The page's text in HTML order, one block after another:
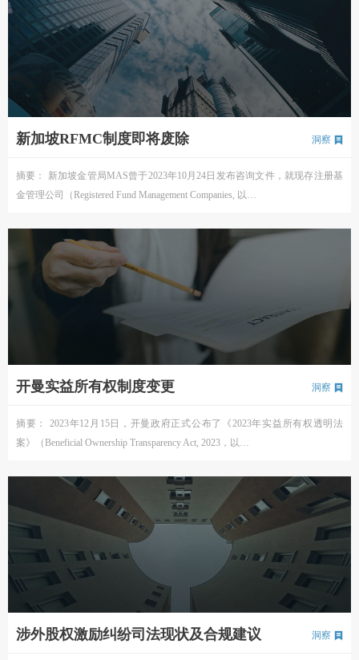
新加坡RFMC制度即将废除 洞察
摘要： 新加坡金管局MAS曾于2023年10月24日发布咨询文件，就现存注册基
金管理公司（Registered Fund Management Companies, 以…
开曼实益所有权制度变更 洞察
摘要： 2023年12月15日，开曼政府正式公布了《2023年实益所有权透明法
案》（Beneficial Ownership Transparency Act, 2023，以…
涉外股权激励纠纷司法现状及合规建议 洞察